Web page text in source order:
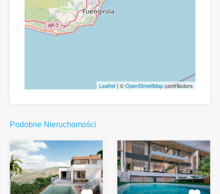
Leaflet | ©OpenStreetMapcontributors
Podobne Nieruchomości